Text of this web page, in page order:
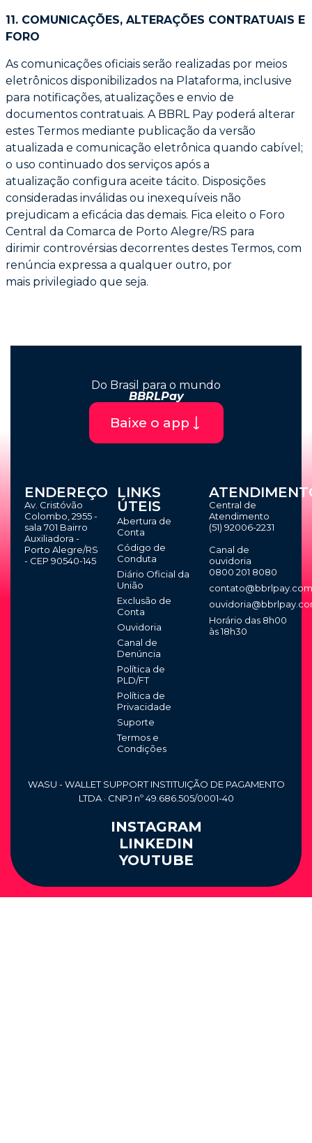
11. COMUNICAÇÕES, ALTERAÇÕES CONTRATUAIS E
FORO
As comunicações oficiais serão realizadas por meios
eletrônicos disponibilizados na Plataforma, inclusive
para notificações, atualizações e envio de
documentos contratuais. A BBRL Pay poderá alterar
estes Termos mediante publicação da versão
atualizada e comunicação eletrônica quando cabível;
o uso continuado dos serviços após a
atualização configura aceite tácito. Disposições
consideradas inválidas ou inexequíveis não
prejudicam a eficácia das demais. Fica eleito o Foro
Central da Comarca de Porto Alegre/RS para
dirimir controvérsias decorrentes destes Termos, com
renúncia expressa a qualquer outro, por
mais privilegiado que seja.
Do Brasil para o mundo
BBRLPay
Baixe o app
ENDEREÇO
Av. Cristóvão
Colombo, 2955 -
sala 701 Bairro
Auxiliadora -
Porto Alegre/RS
- CEP 90540-145
LINKS
ÚTEIS
Abertura de
Conta
Código de
Conduta
Diário Oficial da
União
Exclusão de
Conta
Ouvidoria
Canal de
Denúncia
Política de
PLD/FT
Política de
Privacidade
Suporte
Termos e
Condições
Central de
Atendimento
(51) 92006-2231
Canal de
ouvidoria
0800 201 8080
Horário das 8h00
às 18h30
WASU - WALLET SUPPORT INSTITUIÇÃO DE PAGAMENTO
LTDA · CNPJ nº 49.686.505/0001-40
INSTAGRAM
LINKEDIN
YOUTUBE